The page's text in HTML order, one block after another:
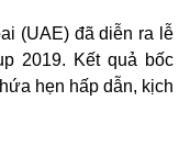
VOV
(UAE) đã diễn ra lễ
2019. Kết quả bốc
hẹn hấp dẫn, kịch